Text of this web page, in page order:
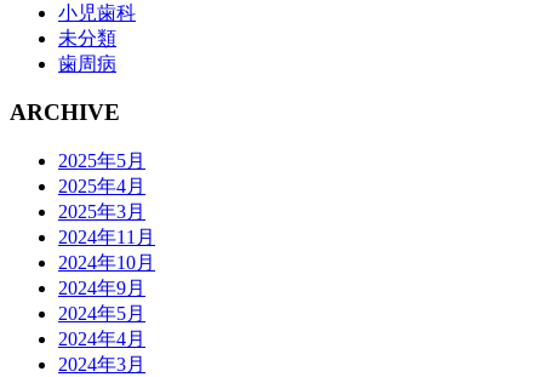
小児歯科
未分類
歯周病
ARCHIVE
2025年5月
2025年4月
2025年3月
2024年11月
2024年10月
2024年9月
2024年5月
2024年4月
2024年3月